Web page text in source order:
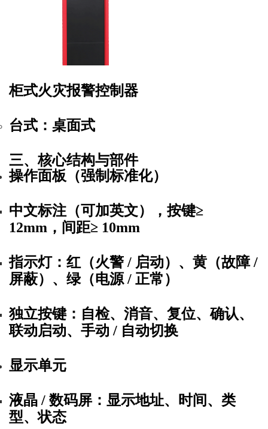
柜式火灾报警控制器
台式 ：桌面式
三、核心结构与部件
操作面板（强制标准化）
中文标注 （可加英文），按键≥
12mm ，间距≥ 10mm
指示灯：红（火警 / 启动）、黄（故障 /
屏蔽）、绿（电源 / 正常）
独立按键：自检、消音、复位、确认、
联动启动、手动 / 自动切换
显示单元
液晶 / 数码屏：显示地址、时间、类
型、状态